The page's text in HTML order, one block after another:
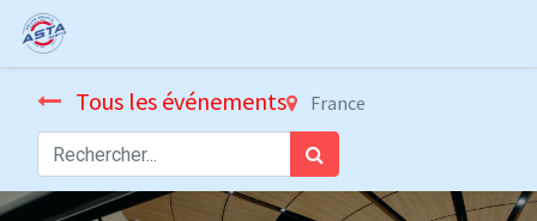
Tous les événements France